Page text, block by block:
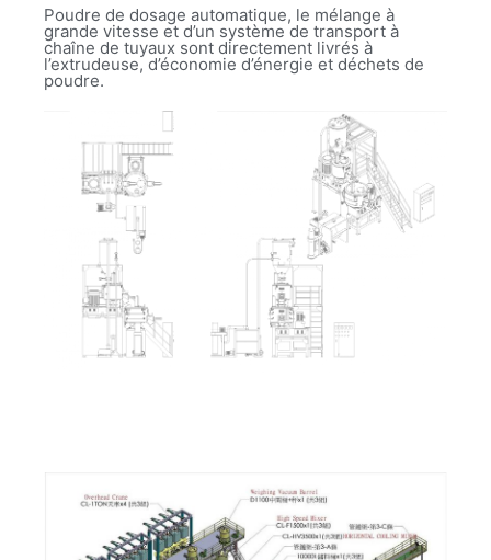
Poudre de dosage automatique, le mélange à
grande vitesse et d’un système de transport à
chaîne de tuyaux sont directement livrés à
l’extrudeuse, d’économie d’énergie et déchets de
poudre.